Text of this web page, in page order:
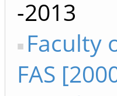
-2013
Faculty
FAS